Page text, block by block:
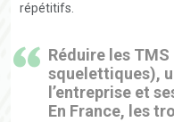
répétitifs.
Réduire les
squelettiques),
l’entreprise et
En France, les